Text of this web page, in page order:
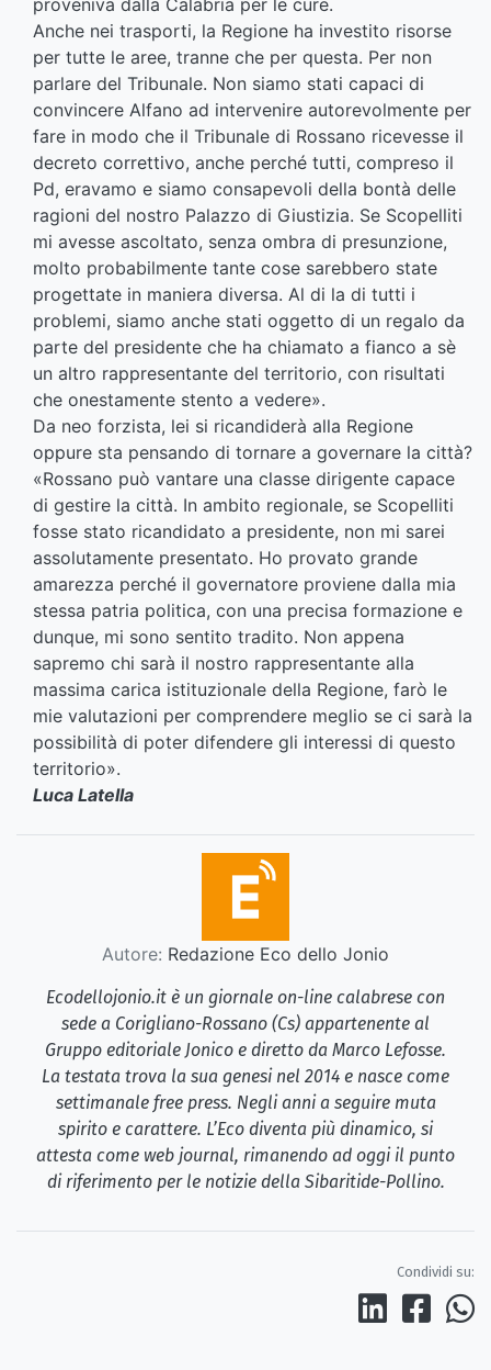
Anche nei trasporti, la Regione ha investito risorse
per tutte le aree, tranne che per questa. Per non
parlare del Tribunale. Non siamo stati capaci di
convincere Alfano ad intervenire autorevolmente per
fare in modo che il Tribunale di Rossano ricevesse il
decreto correttivo, anche perché tutti, compreso il
Pd, eravamo e siamo consapevoli della bontà delle
ragioni del nostro Palazzo di Giustizia. Se Scopelliti
mi avesse ascoltato, senza ombra di presunzione,
molto probabilmente tante cose sarebbero state
progettate in maniera diversa. Al di la di tutti i
problemi, siamo anche stati oggetto di un regalo da
parte del presidente che ha chiamato a fianco a sè
un altro rappresentante del territorio, con risultati
che onestamente stento a vedere».
Da neo forzista, lei si ricandiderà alla Regione
oppure sta pensando di tornare a governare la città?
«Rossano può vantare una classe dirigente capace
di gestire la città. In ambito regionale, se Scopelliti
fosse stato ricandidato a presidente, non mi sarei
assolutamente presentato. Ho provato grande
amarezza perché il governatore proviene dalla mia
stessa patria politica, con una precisa formazione e
dunque, mi sono sentito tradito. Non appena
sapremo chi sarà il nostro rappresentante alla
massima carica istituzionale della Regione, farò le
mie valutazioni per comprendere meglio se ci sarà la
possibilità di poter difendere gli interessi di questo
territorio».
Luca Latella
Autore: Redazione Eco dello Jonio
Ecodellojonio.it è un giornale on-line calabrese con
sede a Corigliano-Rossano (Cs) appartenente al
Gruppo editoriale Jonico e diretto da Marco Lefosse.
La testata trova la sua genesi nel 2014 e nasce come
settimanale free press. Negli anni a seguire muta
spirito e carattere. L’Eco diventa più dinamico, si
attesta come web journal, rimanendo ad oggi il punto
di riferimento per le notizie della Sibaritide-Pollino.
Condividi su: